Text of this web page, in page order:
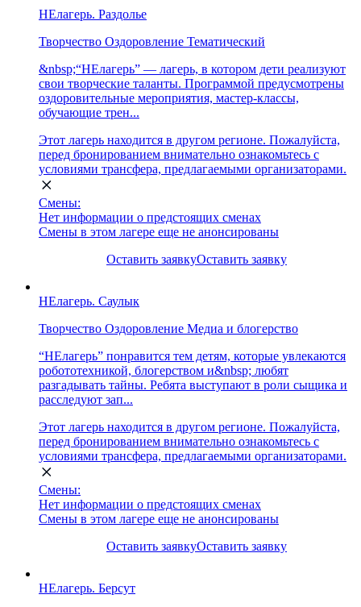
НЕлагерь. Раздолье
Творчество Оздоровление Тематический
&nbsp;“НЕлагерь” — лагерь, в котором дети реализуют
свои творческие таланты. Программой предусмотрены
оздоровительные мероприятия, мастер-классы,
обучающие трен...
Этот лагерь находится в другом регионе. Пожалуйста,
перед бронированием внимательно ознакомьтесь с
условиями трансфера, предлагаемыми организаторами.
Смены:
Нет информации о предстоящих сменах
Смены в этом лагере еще не анонсированы
Оставить заявкуОставить заявку
НЕлагерь. Саулык
Творчество Оздоровление Медиа и блогерство
“НЕлагерь” понравится тем детям, которые увлекаются
робототехникой, блогерством и&nbsp; любят
разгадывать тайны. Ребята выступают в роли сыщика и
расследуют зап...
Этот лагерь находится в другом регионе. Пожалуйста,
перед бронированием внимательно ознакомьтесь с
условиями трансфера, предлагаемыми организаторами.
Смены:
Нет информации о предстоящих сменах
Смены в этом лагере еще не анонсированы
Оставить заявкуОставить заявку
НЕлагерь. Берсут